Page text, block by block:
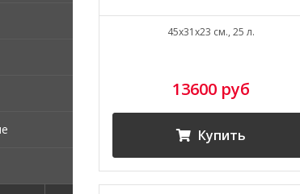
45x31x23 см., 25 л.
13600 руб
Купить